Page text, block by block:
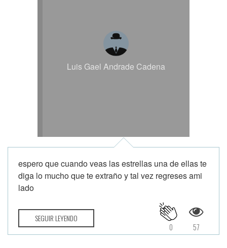
Luis Gael Andrade Cadena
espero que cuando veas las estrellas una de ellas te
diga lo mucho que te extraño y tal vez regreses ami
lado
SEGUIR LEYENDO
57
0